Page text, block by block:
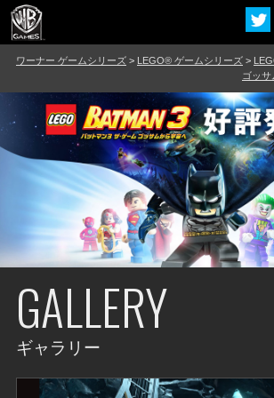
ワーナー ゲームシリーズ > LEGO® ゲームシリーズ >
ゴッサ
GALLERY
ギャラリー